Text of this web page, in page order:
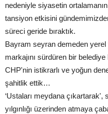
nedeniyle siyasetin
tansiyon etkisini
süreci geride bıraktık.
Bayram seyran demeden
markajını sürdüren bir
CHP'nin istikrarlı ve yoğun
şahitlik ettik…
‘Ustaları meydana çıkartarak',
yılgınlığı üzerinden atmaya